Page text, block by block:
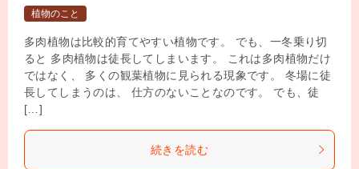
植物のこと
多肉植物は比較的育てやすい植物です。 でも、一冬乗り切
ると 多肉植物は徒長してしまいます。 これは多肉植物だけ
ではなく、 多くの観葉植物に見られる現象です。 冬場に徒
長してしまうのは、 仕方のないことなのです。 でも、徒
[…]
続きを読む